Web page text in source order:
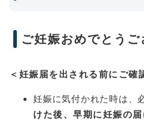
ご妊娠おめでとうご
＜妊娠届を出される前にご確
妊娠に気付かれた時は、
けた後、早期に妊娠の届